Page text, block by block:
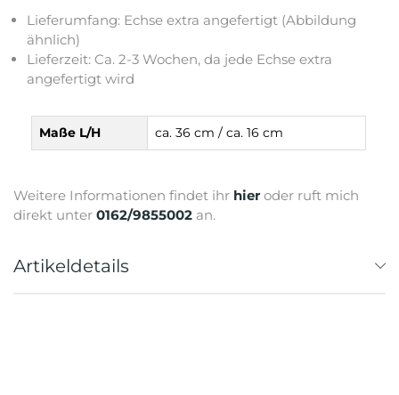
Lieferumfang: Echse extra angefertigt (Abbildung
ähnlich)
Lieferzeit: Ca. 2-3 Wochen, da jede Echse extra
angefertigt wird
Maße L/H ca. 36 cm / ca. 16 cm
Weitere Informationen findet ihr hier oder ruft mich
direkt unter 0162/9855002 an.
Artikeldetails